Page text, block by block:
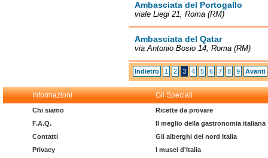
Ambasciata del Portogallo
viale Liegi 21, Roma (RM)
Ambasciata del Qatar
via Antonio Bosio 14, Roma (RM)
Indietro 1 2 3 4 5 6 7 8 9 Avanti
Informazioni Gli Speciali
Chi siamo
F.A.Q.
Contatti
Privacy
Ricette da provare
Il meglio della gastronomia italiana
Gli alberghi del nord Italia
I musei d'Italia